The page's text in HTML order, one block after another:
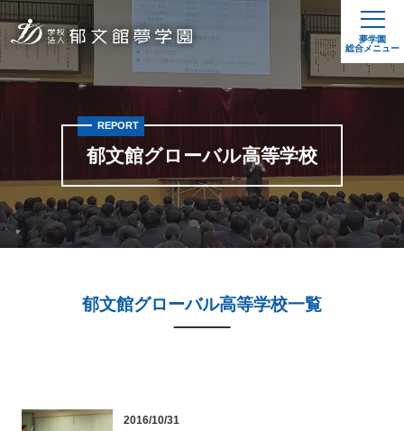
夢学園
総合メニュー
郁文館グローバル高等学校
REPORT
郁文館グローバル高等学校一覧
2016/10/31